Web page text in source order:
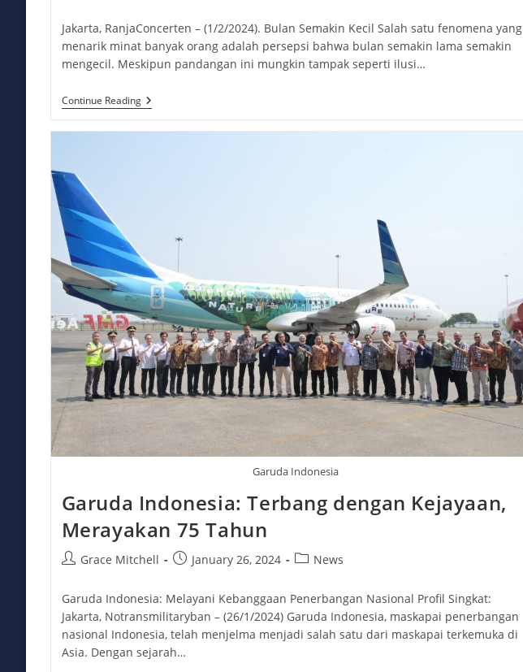
Jakarta, RanjaConcerten – (1/2/2024). Bulan Semakin Kecil Salah satu fenomena yang
menarik minat banyak orang adalah persepsi bahwa bulan semakin lama semakin
mengecil. Meskipun pandangan ini mungkin tampak seperti ilusi…
Continue ReadingMisteri
Di
Garuda Indonesia
Garuda Indonesia: Terbang dengan Kejayaan,
Merayakan 75 Tahun
PostGrace Mitchell
PostJanuary 26, 2024
PostNews
Garuda Indonesia: Melayani Kebanggaan Penerbangan Nasional Profil Singkat:
Jakarta, Notransmilitaryban – (26/1/2024) Garuda Indonesia, maskapai penerbangan
nasional Indonesia, telah menjelma menjadi salah satu dari maskapai terkemuka di
Asia. Dengan sejarah…